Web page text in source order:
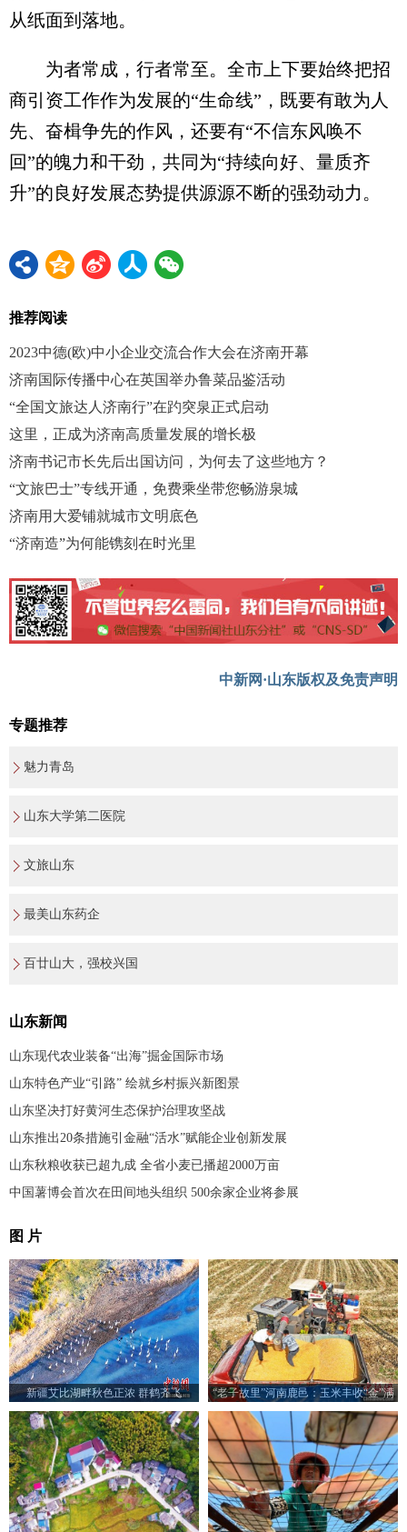
从纸面到落地。
为者常成，行者常至。全市上下要始终把招
商引资工作作为发展的“生命线”，既要有敢为人
先、奋楫争先的作风，还要有“不信东风唤不
回”的魄力和干劲，共同为“持续向好、量质齐
升”的良好发展态势提供源源不断的强劲动力。
推荐阅读
2023中德(欧)中小企业交流合作大会在济南开幕
济南国际传播中心在英国举办鲁菜品鉴活动
“全国文旅达人济南行”在趵突泉正式启动
这里，正成为济南高质量发展的增长极
济南书记市长先后出国访问，为何去了这些地方？
“文旅巴士”专线开通，免费乘坐带您畅游泉城
济南用大爱铺就城市文明底色
“济南造”为何能镌刻在时光里
中新网·山东版权及免责声明
专题推荐
魅力青岛
山东大学第二医院
文旅山东
最美山东药企
百廿山大，强校兴国
山东新闻
山东现代农业装备“出海”掘金国际市场
山东特色产业“引路” 绘就乡村振兴新图景
山东坚决打好黄河生态保护治理攻坚战
山东推出20条措施引金融“活水”赋能企业创新发展
山东秋粮收获已超九成 全省小麦已播超2000万亩
中国薯博会首次在田间地头组织 500余家企业将参展
图 片
新疆艾比湖畔秋色正浓 群鹤齐飞
“老子故里”河南鹿邑：玉米丰收“金”满
仓